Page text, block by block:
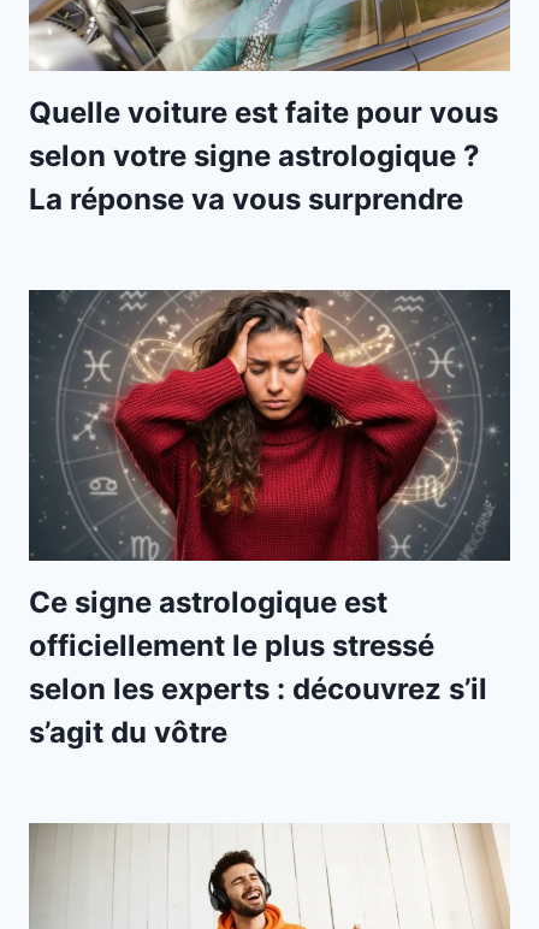
Quelle voiture est faite pour vous
selon votre signe astrologique ?
La réponse va vous surprendre
Ce signe astrologique est
officiellement le plus stressé
selon les experts : découvrez s’il
s’agit du vôtre